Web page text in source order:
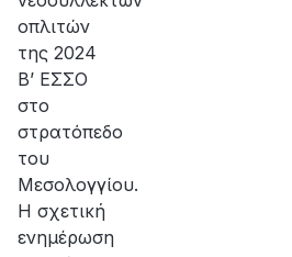
οπλιτών
της 2024
Β’ ΕΣΣΟ
στο
στρατόπεδο
του
Μεσολογγίου.
Η σχετική
ενημέρωση